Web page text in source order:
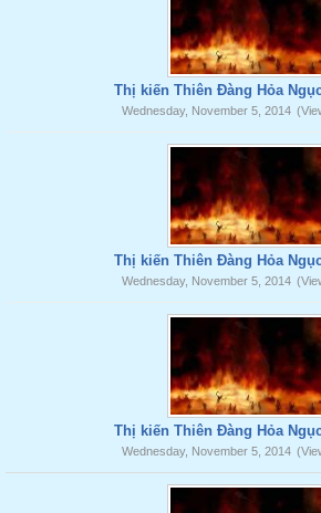
Thị kiến Thiên Đàng Hỏa
Wednesday, November 5, 2014
Thị kiến Thiên Đàng Hỏa
Wednesday, November 5, 2014
Thị kiến Thiên Đàng Hỏa
Wednesday, November 5, 2014